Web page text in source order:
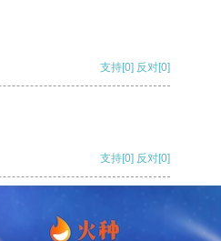
支持[0] 反对[0]
支持[0] 反对[0]